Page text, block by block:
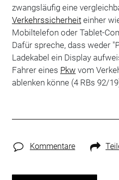
zwangsläufig eine
Verkehrssicherheiteinher
Mobiltelefon oder Tablet-
Dafür spreche, dass weder
Ladekabel ein Display
Fahrer eines Pkw vom
ablenken könne (4 RBs 92/
Kommentare